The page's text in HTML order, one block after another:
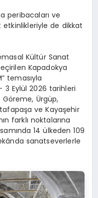
peribacaları ve
etkinlikleriyle de dikkat
Kültür Sanat
Kapadokya
temasıyla
3 Eylül 2026 tarihleri
Ürgüp,
ve Kayaşehir
farklı noktalarına
14 ülkeden 109
sanatseverlerle